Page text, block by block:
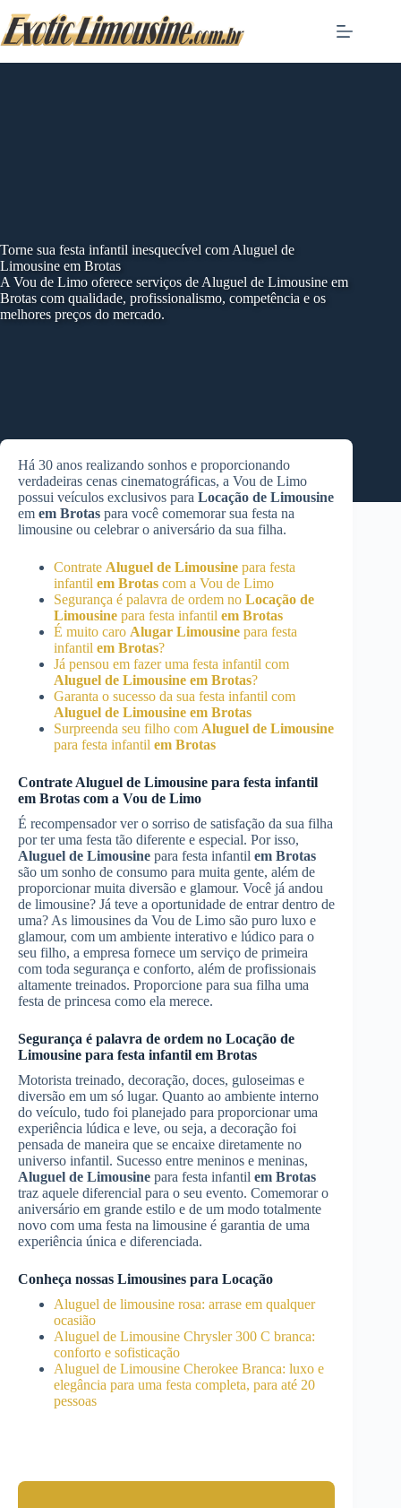
to
content
Torne sua festa infantil inesquecível com Aluguel de
Limousine em Brotas
A Vou de Limo oferece serviços de Aluguel de Limousine em
Brotas com qualidade, profissionalismo, competência e os
melhores preços do mercado.
Há 30 anos realizando sonhos e proporcionando
verdadeiras cenas cinematográficas, a Vou de Limo
possui veículos exclusivos para Locação de Limousine
em em Brotas para você comemorar sua festa na
limousine ou celebrar o aniversário da sua filha.
Contrate Aluguel de Limousine para festa
infantil em Brotas com a Vou de Limo
Segurança é palavra de ordem no Locação de
Limousine para festa infantil em Brotas
É muito caro Alugar Limousine para festa
infantil em Brotas?
Já pensou em fazer uma festa infantil com
Aluguel de Limousine em Brotas?
Garanta o sucesso da sua festa infantil com
Aluguel de Limousine em Brotas
Surpreenda seu filho com Aluguel de Limousine
para festa infantil em Brotas
Contrate Aluguel de Limousine para festa infantil
em Brotas com a Vou de Limo
É recompensador ver o sorriso de satisfação da sua filha
por ter uma festa tão diferente e especial. Por isso,
Aluguel de Limousine para festa infantil em Brotas
são um sonho de consumo para muita gente, além de
proporcionar muita diversão e glamour. Você já andou
de limousine? Já teve a oportunidade de entrar dentro de
uma? As limousines da Vou de Limo são puro luxo e
glamour, com um ambiente interativo e lúdico para o
seu filho, a empresa fornece um serviço de primeira
com toda segurança e conforto, além de profissionais
altamente treinados. Proporcione para sua filha uma
festa de princesa como ela merece.
Segurança é palavra de ordem no Locação de
Limousine para festa infantil em Brotas
Motorista treinado, decoração, doces, guloseimas e
diversão em um só lugar. Quanto ao ambiente interno
do veículo, tudo foi planejado para proporcionar uma
experiência lúdica e leve, ou seja, a decoração foi
pensada de maneira que se encaixe diretamente no
universo infantil. Sucesso entre meninos e meninas,
Aluguel de Limousine para festa infantil em Brotas
traz aquele diferencial para o seu evento. Comemorar o
aniversário em grande estilo e de um modo totalmente
novo com uma festa na limousine é garantia de uma
experiência única e diferenciada.
Conheça nossas Limousines para Locação
Aluguel de limousine rosa: arrase em qualquer
ocasião
Aluguel de Limousine Chrysler 300 C branca:
conforto e sofisticação
Aluguel de Limousine Cherokee Branca: luxo e
elegância para uma festa completa, para até 20
pessoas